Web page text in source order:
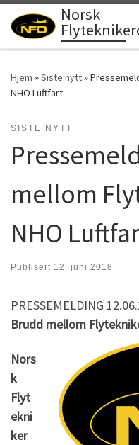
Skip to content
Norsk
Hjem »Siste nytt»
NHO Luftfart
SISTE NYTT
mellom
NHO
Publisert 12. juni 2018
PRESSEMELDING
Brudd mellom
Nors
k
Flyt
ekni
ker